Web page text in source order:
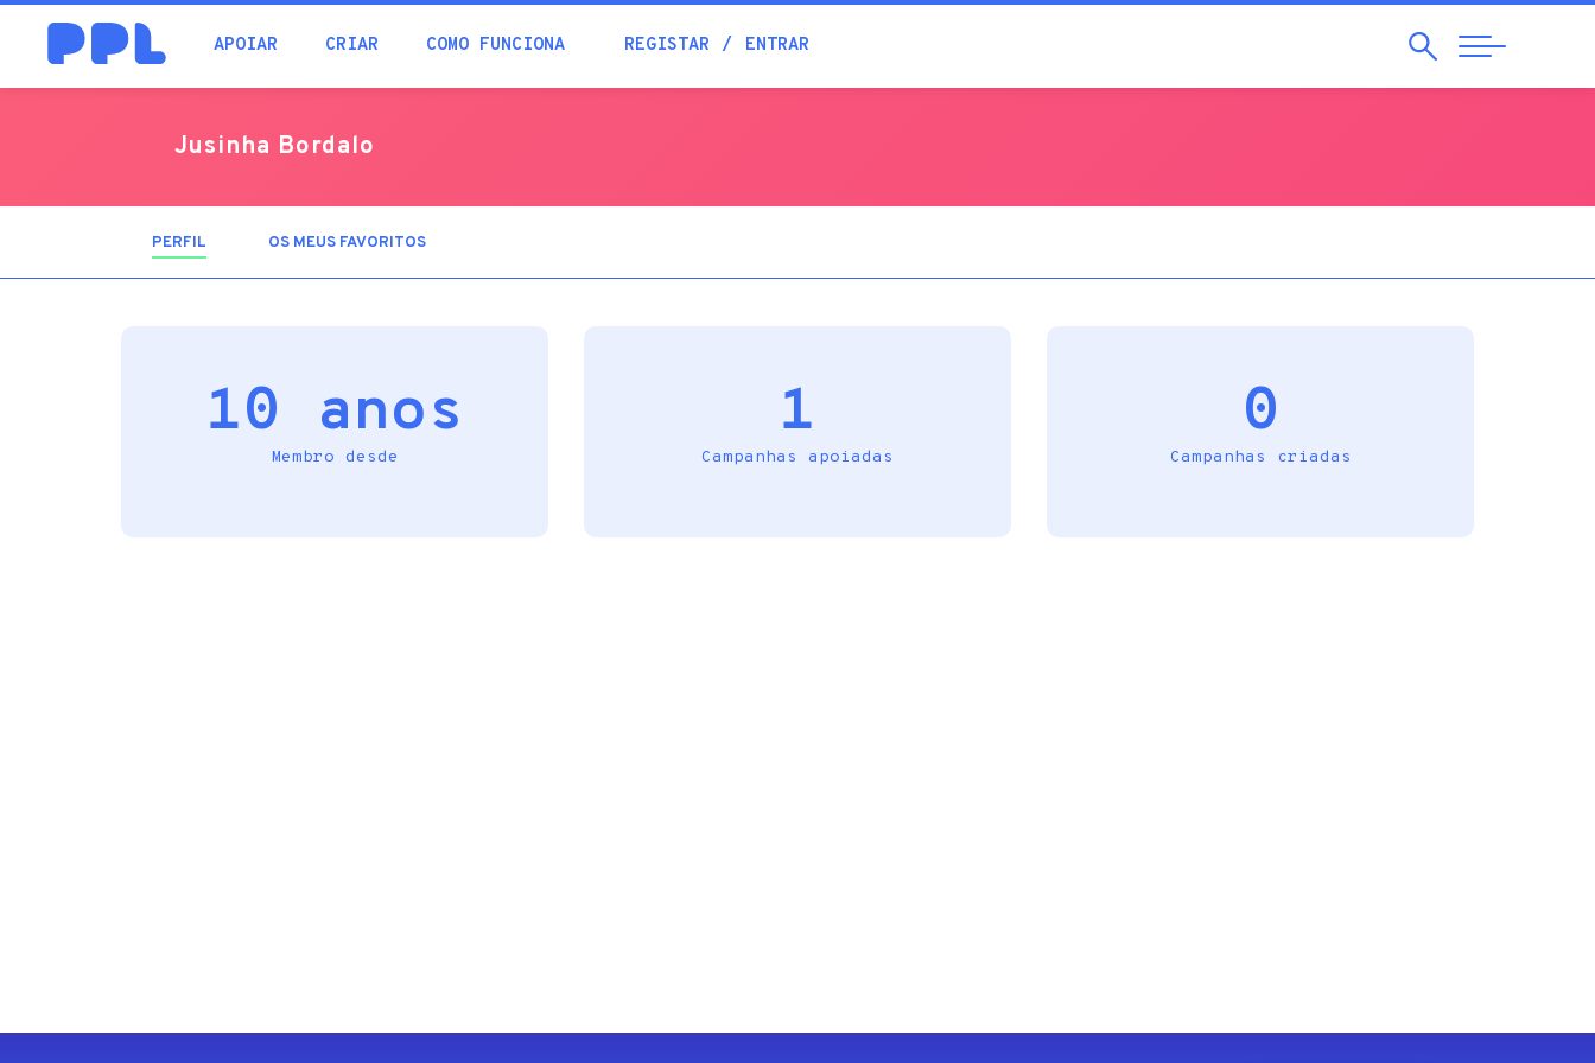
APOIAR CRIAR COMO FUNCIONA REGISTAR ENTRAR Pesquisar
Abrir
Navegação
procura
Jusinha Bordalo
PERFIL (SEPARADOROS MEUS FAVORITOS
10 anos
Membro desde
1
Campanhas apoiadas
0
Campanhas criadas